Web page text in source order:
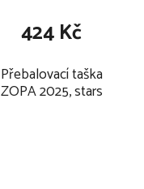
Přebalovací taška
ZOPA 2025, stars
424 Kč